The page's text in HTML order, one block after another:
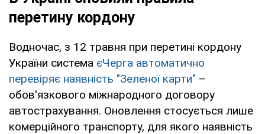
перетину кордону
Водночас, з 12 травня при перетині кордону
України система єЧерга автоматично
перевіряє наявність "Зеленої карти" –
обов'язкового міжнародного договору
автострахування. Оновлення стосується лише
комерційного транспорту, для якого наявність